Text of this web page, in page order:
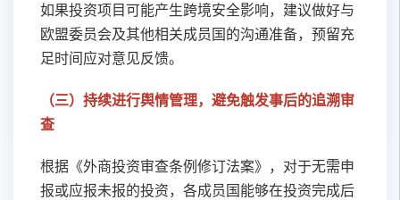
如果投资项目可能产生跨境安全影响，建议做好与
欧盟委员会及其他相关成员国的沟通准备，预留充
足时间应对意见反馈。
（三）持续进行舆情管理，避免触发事后的追溯审
查
根据《外商投资审查条例修订法案》，对于无需申
报或应报未报的投资，各成员国能够在投资完成后